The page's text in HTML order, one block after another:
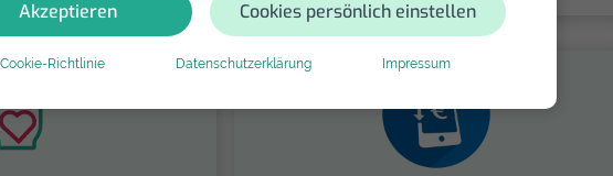
Akzeptieren Cookies persönlich einstellen
Cookie-Richtlinie Datenschutzerklärung Impressum